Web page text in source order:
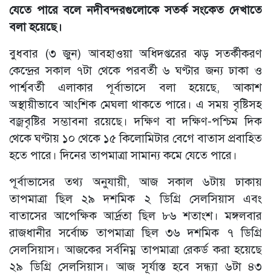
যেতে পারে বলে নদীবন্দরগুলোকে সতর্ক সংকেত দেখাতে
বলা হয়েছে।
বুধবার (৩ জুন) আবহাওয়া অধিদপ্তরের ঝড় সতর্কীকরণ
কেন্দ্রের সকাল ৭টা থেকে পরবর্তী ৬ ঘণ্টার জন্য ঢাকা ও
পার্শ্ববর্তী এলাকার পূর্বাভাসে বলা হয়েছে, আকাশ
অস্থায়ীভাবে আংশিক মেঘলা থাকতে পারে। এ সময় বৃষ্টিসহ
বজ্রবৃষ্টির সম্ভাবনা রয়েছে। দক্ষিণ বা দক্ষিণ-পশ্চিম দিক
থেকে ঘণ্টায় ১০ থেকে ১৫ কিলোমিটার বেগে বাতাস প্রবাহিত
হতে পারে। দিনের তাপমাত্রা সামান্য কমে যেতে পারে।
পূর্বাভাসের তথ্য অনুযায়ী, আজ সকাল ৬টায় ঢাকায়
তাপমাত্রা ছিল ২৯ দশমিক ২ ডিগ্রি সেলসিয়াস এবং
বাতাসের আপেক্ষিক আর্দ্রতা ছিল ৮৬ শতাংশ। মঙ্গলবার
রাজধানীর সর্বোচ্চ তাপমাত্রা ছিল ৩৬ দশমিক ৭ ডিগ্রি
সেলসিয়াস। আজকের সর্বনিম্ন তাপমাত্রা রেকর্ড করা হয়েছে
২৯ ডিগ্রি সেলসিয়াস। আজ সূর্যাস্ত হবে সন্ধ্যা ৬টা ৪৩